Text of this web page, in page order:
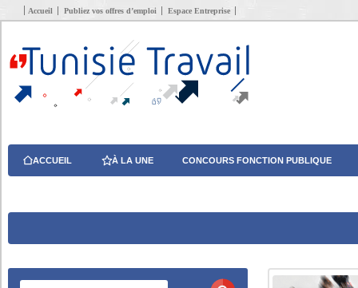
Accueil Publiez vos offres d’emploi Espace Entreprise
ACCUEIL À LA UNE CONCOURS FONCTION PUBLIQUE